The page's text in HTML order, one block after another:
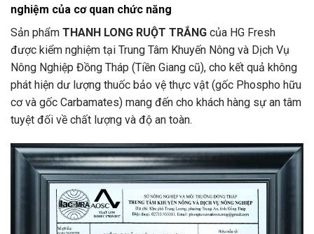
nghiệm của cơ quan chức năng
Sản phẩm THANH LONG RUỘT TRẮNG của HG Fresh
được kiểm nghiệm tại Trung Tâm Khuyến Nông và Dịch Vụ
Nông Nghiệp Đồng Tháp (Tiền Giang cũ), cho kết quả không
phát hiện dư lượng thuốc bảo vệ thực vật (gốc Phospho hữu
cơ và gốc Carbamates) mang đến cho khách hàng sự an tâm
tuyệt đối về chất lượng và độ an toàn.